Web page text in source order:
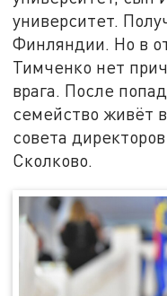
университет.
Финляндии. Но в
Тимченко нет
врага. После
семейство живёт
совета
Сколково.